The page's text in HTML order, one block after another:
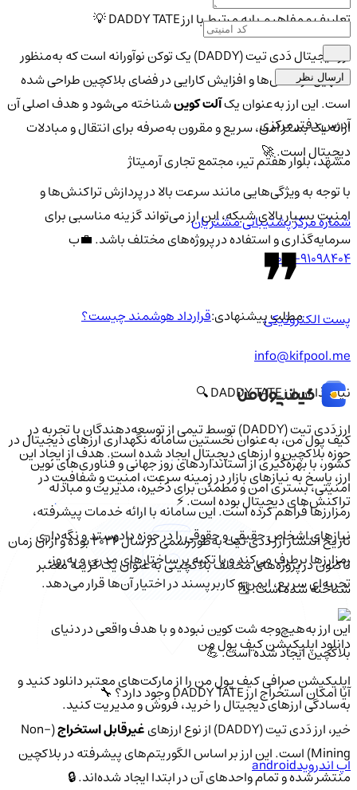
تعاریف و مفاهیم پایه مرتبط با ارز DADDY TATE 💡
ارز دیجیتال دَدی تیت (DADDY) یک توکن نوآورانه است که به‌منظور
تسهیل تراکنش‌ها و افزایش کارایی در فضای بلاکچین طراحی شده
است. این ارز به‌عنوان یکآلت کوینشناخته می‌شود و هدف اصلی آن
ارائه یک بستر امن، سریع و مقرون به‌صرفه برای انتقال و مبادلات
دیجیتال است. 🚀
با توجه به ویژگی‌هایی مانند سرعت بالا در پردازش تراکنش‌ها و
امنیت بسیار بالای شبکه، این ارز می‌تواند گزینه مناسبی برای
سرمایه‌گذاری و استفاده در پروژه‌های مختلف باشد. 💼ب
مطلب پیشنهادی:قرارداد هوشمند چیست؟
نیانگذاران ارز DADDY TATE 🔍
ارز دَدی تیت (DADDY) توسط تیمی از توسعه‌دهندگان با تجربه در
حوزه بلاکچین و ارزهای دیجیتال ایجاد شده است. هدف از ایجاد این
ارز، پاسخ به نیازهای بازار در زمینه سرعت، امنیت و شفافیت در
تراکنش‌های دیجیتال بوده است. ⚡
تاریخ انتشار ارز دَدی تیت به‌طور رسمی در سال 2024 بوده و از آن زمان
تاکنون در پروژه‌های مختلف بلاکچینی به‌عنوان یک گزینه معتبر
شناخته شده است. 🗓️
این ارز به‌هیچ‌وجه شت کوین نبوده و با هدف واقعی در دنیای
بلاکچین ایجاد شده است. 💪
آیا امکان استخراج ارز DADDY TATE وجود دارد؟ 🔧
خیر، ارز دَدی تیت (DADDY) از نوع ارزهای
غیرقابل استخراج (Non-
Mining) است. این ارز بر اساس الگوریتم‌های پیشرفته در بلاکچین
منتشر شده و تمام واحدهای آن در ابتدا ایجاد شده‌اند. 🔒
ارسال نظر
آدرس دفتر مرکزی
مشهد، بلوار هفتم تیر، مجتمع تجاری آرمیتاژ
شماره مرکز پشتیبانی مشتریان
021-91098404
پست الکترونیکی
info@kifpool.me
کیف‌ پول من، به‌عنوان نخستین سامانه نگهداری ارزهای دیجیتال در
کشور، با بهره‌گیری از استانداردهای روز جهانی و فناوری‌های نوین
امنیتی، بستری امن و مطمئن برای ذخیره، مدیریت و مبادله
رمزارزها فراهم کرده است. این سامانه با ارائه خدمات پیشرفته،
نیازهای اشخاص حقیقی و حقوقی را در حوزه دادوستد و نگه‌داری
رمزارزها برطرف می‌کند و با تکیه بر ساختارهای مدرن و به‌روز،
تجربه‌ای سریع، ایمن و کاربرپسند در اختیار آن‌ها قرار می‌دهد.
دانلود اپلیکیشن کیف‌ پول من
اپلیکیشن صرافی کیف پول من را از مارکت‌های معتبر دانلود کنید و
به‌سادگی ارزهای دیجیتال را خرید، فروش و مدیریت کنید.
اپ اندرویدandroid